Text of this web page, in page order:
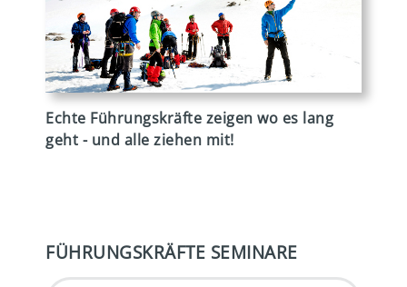
Echte Führungskräfte zeigen wo es lang
geht - und alle ziehen mit!
FÜHRUNGSKRÄFTE SEMINARE